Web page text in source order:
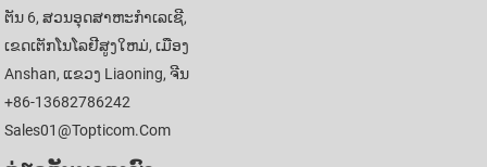
ຕັນ 6, ສວນອຸດສາຫະກໍາເລເຊີ,
ເຂດເຕັກໂນໂລຢີສູງໃຫມ່, ເມືອງ
Anshan, ແຂວງ Liaoning, ຈີນ
+86-13682786242
Sales01@topticom.com